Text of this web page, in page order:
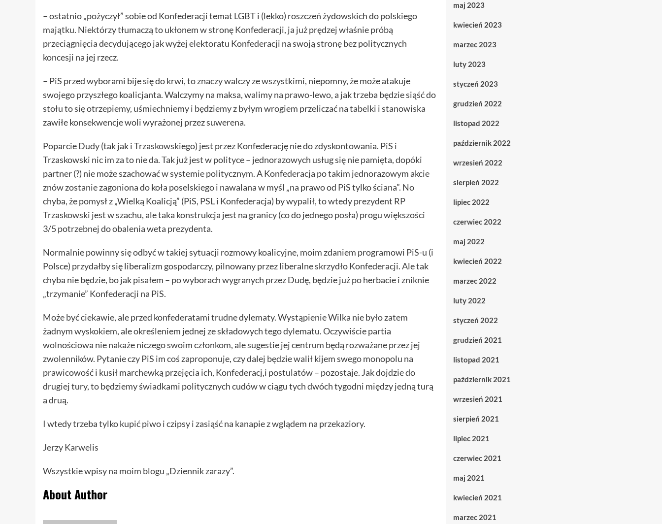
– ostatnio „pożyczył” sobie od Konfederacji temat LGBT i (lekko) roszczeń żydowskich do polskiego
majątku. Niektórzy tłumaczą to ukłonem w stronę Konfederacji, ja już prędzej właśnie próbą
przeciągnięcia decydującego jak wyżej elektoratu Konfederacji na swoją stronę bez politycznych
koncesji na jej rzecz.
– PiS przed wyborami bije się do krwi, to znaczy walczy ze wszystkimi, niepomny, że może atakuje
swojego przyszłego koalicjanta. Walczymy na maksa, walimy na prawo-lewo, a jak trzeba będzie siąść do
stołu to się otrzepiemy, uśmiechniemy i będziemy z byłym wrogiem przeliczać na tabelki i stanowiska
zawiłe konsekwencje woli wyrażonej przez suwerena.
Poparcie Dudy (tak jak i Trzaskowskiego) jest przez Konfederację nie do zdyskontowania. PiS i
Trzaskowski nic im za to nie da. Tak już jest w polityce – jednorazowych usług się nie pamięta, dopóki
partner (?) nie może szachować w systemie politycznym. A Konfederacja po takim jednorazowym akcie
znów zostanie zagoniona do koła poselskiego i nawalana w myśl „na prawo od PiS tylko ściana”. No
chyba, że pomysł z „Wielką Koalicją” (PiS, PSL i Konfederacja) by wypalił, to wtedy prezydent RP
Trzaskowski jest w szachu, ale taka konstrukcja jest na granicy (co do jednego posła) progu większości
3/5 potrzebnej do obalenia weta prezydenta.
Normalnie powinny się odbyć w takiej sytuacji rozmowy koalicyjne, moim zdaniem programowi PiS-u (i
Polsce) przydałby się liberalizm gospodarczy, pilnowany przez liberalne skrzydło Konfederacji. Ale tak
chyba nie będzie, bo jak pisałem – po wyborach wygranych przez Dudę, będzie już po herbacie i zniknie
„trzymanie” Konfederacji na PiS.
Może być ciekawie, ale przed konfederatami trudne dylematy. Wystąpienie Wilka nie było zatem
żadnym wyskokiem, ale określeniem jednej ze składowych tego dylematu. Oczywiście partia
wolnościowa nie nakaże niczego swoim członkom, ale sugestie jej centrum będą rozważane przez jej
zwolenników. Pytanie czy PiS im coś zaproponuje, czy dalej będzie walił kijem swego monopolu na
prawicowość i kusił marchewką przejęcia ich, Konfederacj,i postulatów – pozostaje. Jak dojdzie do
drugiej tury, to będziemy świadkami politycznych cudów w ciągu tych dwóch tygodni między jedną turą
a druą.
I wtedy trzeba tylko kupić piwo i czipsy i zasiąść na kanapie z wglądem na przekaziory.
Jerzy Karwelis
Wszystkie wpisy na moim blogu „Dziennik zarazy”.
About Author
maj 2023
kwiecień 2023
marzec 2023
luty 2023
styczeń 2023
grudzień 2022
listopad 2022
październik 2022
wrzesień 2022
sierpień 2022
lipiec 2022
czerwiec 2022
maj 2022
kwiecień 2022
marzec 2022
luty 2022
styczeń 2022
grudzień 2021
listopad 2021
październik 2021
wrzesień 2021
sierpień 2021
lipiec 2021
czerwiec 2021
maj 2021
kwiecień 2021
marzec 2021